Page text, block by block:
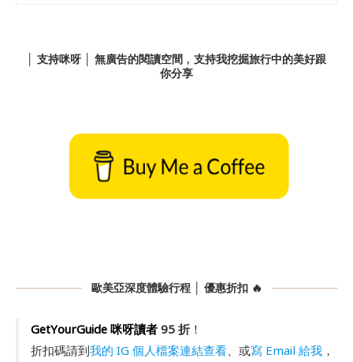
│ 支持咪呀 │ 無廣告的閱讀空間﹐支持我挖掘旅行中的美好跟
你分享
歐美亞深度體驗行程 │ 優惠折扣 🔥
GetYourGuide 咪呀讀者95 折！
折扣碼請到我的 IG 個人檔案連結查看、或寫 Email 給我，